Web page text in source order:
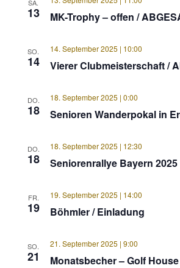
SA.
13 MK-Trophy – offen /
SO.
14 Vierer Clubmeisterschaft /
14. September 2025 | 10:00
DO.
18 Senioren Wanderpokal in
18. September 2025 | 0:00
DO.
18 Seniorenrallye Bayern 2025
18. September 2025 | 12:30
FR.
19 Böhmler / Einladung
19. September 2025 | 14:00
SO.
21 Monatsbecher – Golf House
21. September 2025 | 9:00